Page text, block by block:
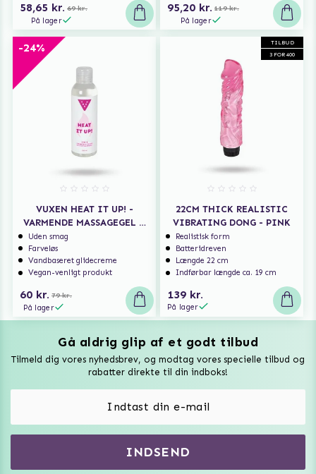
58,65 kr. 69 kr.
På lager
95,20 kr. 119 kr.
På lager
-24%
VUXEN HEAT IT UP! -
VARMENDE MASSAGEGEL &
GLIDECREME 150 ML
Uden smag
Farveløs
Vandbaseret glidecreme
Vegan-venligt produkt
60 kr. 79 kr.
På lager
TILBUD
3 FOR 400
22CM THICK REALISTIC
VIBRATING DONG - PINK
Realistisk form
Batteridreven
Længde 22 cm
Indførbar længde ca. 19 cm
139 kr.
På lager
Gå aldrig glip af et godt tilbud
Tilmeld dig vores nyhedsbrev, og modtag vores specielle tilbud og
rabatter direkte til din indboks!
INDSEND
VAT: SE556744520901
Vuxen Magazine
Vibratorer